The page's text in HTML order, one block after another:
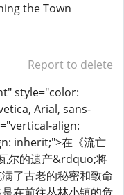
the Town
Report to delete
style="color:
Arial, sans-
align:
inherit;">在《流亡
尔的遗产&rdquo;将
了古老的秘密和致命